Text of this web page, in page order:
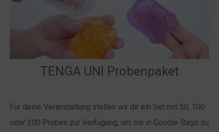
TENGA UNI Probenpaket
Für deine Veranstaltung stellen wir dir ein Set mit 50, 100
oder 200 Proben zur Verfügung, um sie in Goodie-Bags zu